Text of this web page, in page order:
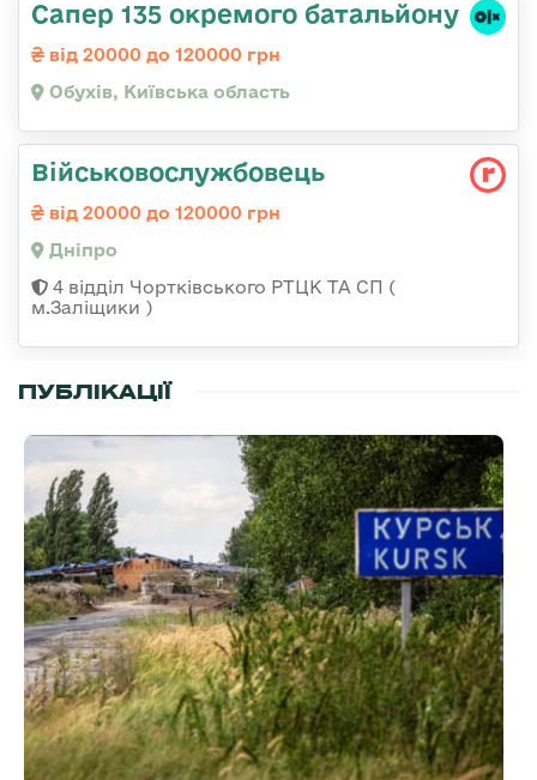
Сапер 135 окремого батальйону
від 20000 до 120000 грн
Обухів, Київська область
Військовослужбовець
від 20000 до 120000 грн
Дніпро
4 відділ Чортківського РТЦК ТА СП (
м.Заліщики )
ПУБЛІКАЦІЇ